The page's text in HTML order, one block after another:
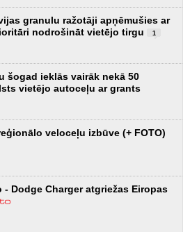
granulu ražotāji apņēmušies ar
nodrošināt vietējo tirgu
1
šogad ieklās vairāk nekā 50
vietējo autoceļu ar grants
veloceļu izbūve (+ FOTO)
- Dodge Charger atgriežas Eiropas